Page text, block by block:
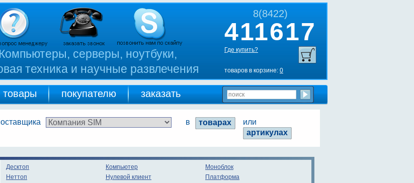
Компьютеры, серверы, ноутбуки,
техника и научные развлечения
8(8422)
411617
Где купить?
товаров в корзине: 0
товары покупателю заказать
в или
Десктоп Компьютер
Моноблок
Неттоп
Нулевой клиент
Платформа